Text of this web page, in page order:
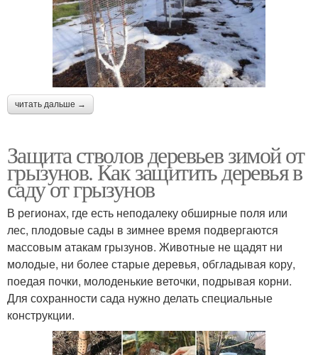
читать дальше →
Защита стволов деревьев зимой от
грызунов. Как защитить деревья в
саду от грызунов
В регионах, где есть неподалеку обширные поля или
лес, плодовые сады в зимнее время подвергаются
массовым атакам грызунов. Животные не щадят ни
молодые, ни более старые деревья, обгладывая кору,
поедая почки, молоденькие веточки, подрывая корни.
Для сохранности сада нужно делать специальные
конструкции.